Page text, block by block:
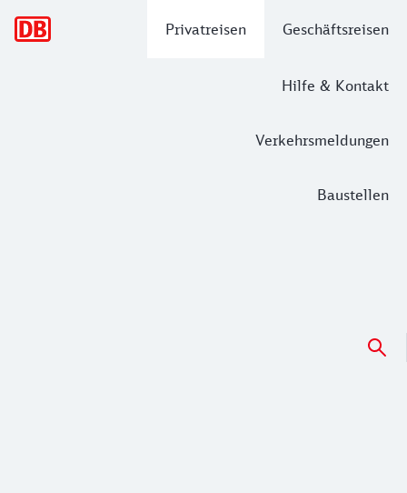
Privatreisen Geschäftsreisen
Hilfe & Kontakt
Verkehrsmeldungen
Baustellen